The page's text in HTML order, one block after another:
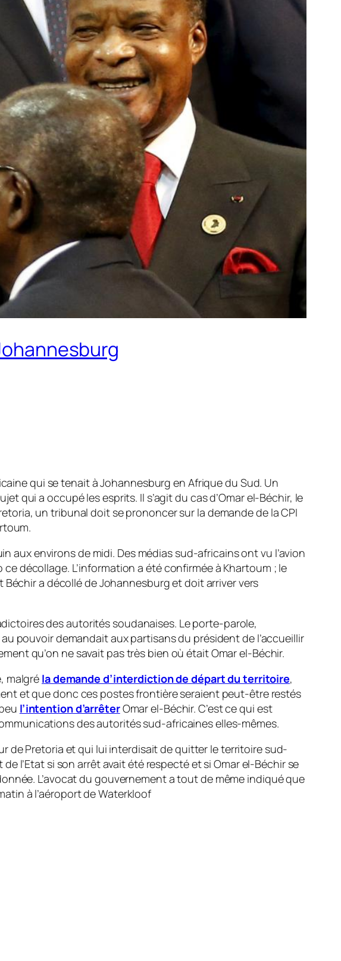
qui se tenait à Johannesburg en Afrique du Sud. Un
qui a occupé les esprits. Il s’agit du cas d’Omar el-Béchir, le
un tribunal doit se prononcer sur la demande de la CPI
aux environs de midi. Des médias sud-africains ont vu l’avion
décollage. L’information a été confirmée à Khartoum ; le
Béchir a décollé de Johannesburg et doit arriver vers
des autorités soudanaises. Le porte-parole,
pouvoir demandait aux partisans du président de l’accueillir
qu’on ne savait pas très bien où était Omar el-Béchir.
malgré la demande d’interdiction de départ du territoire,
et que donc ces postes frontière seraient peut-être restés
l’intention d’arrêterOmar el-Béchir. C’est ce qui est
des autorités sud-africaines elles-mêmes.
de Pretoria et qui lui interdisait de quitter le territoire sud-
l’Etat si son arrêt avait été respecté et si Omar el-Béchir se
L’avocat du gouvernement a tout de même indiqué que
à l’aéroport de Waterkloof